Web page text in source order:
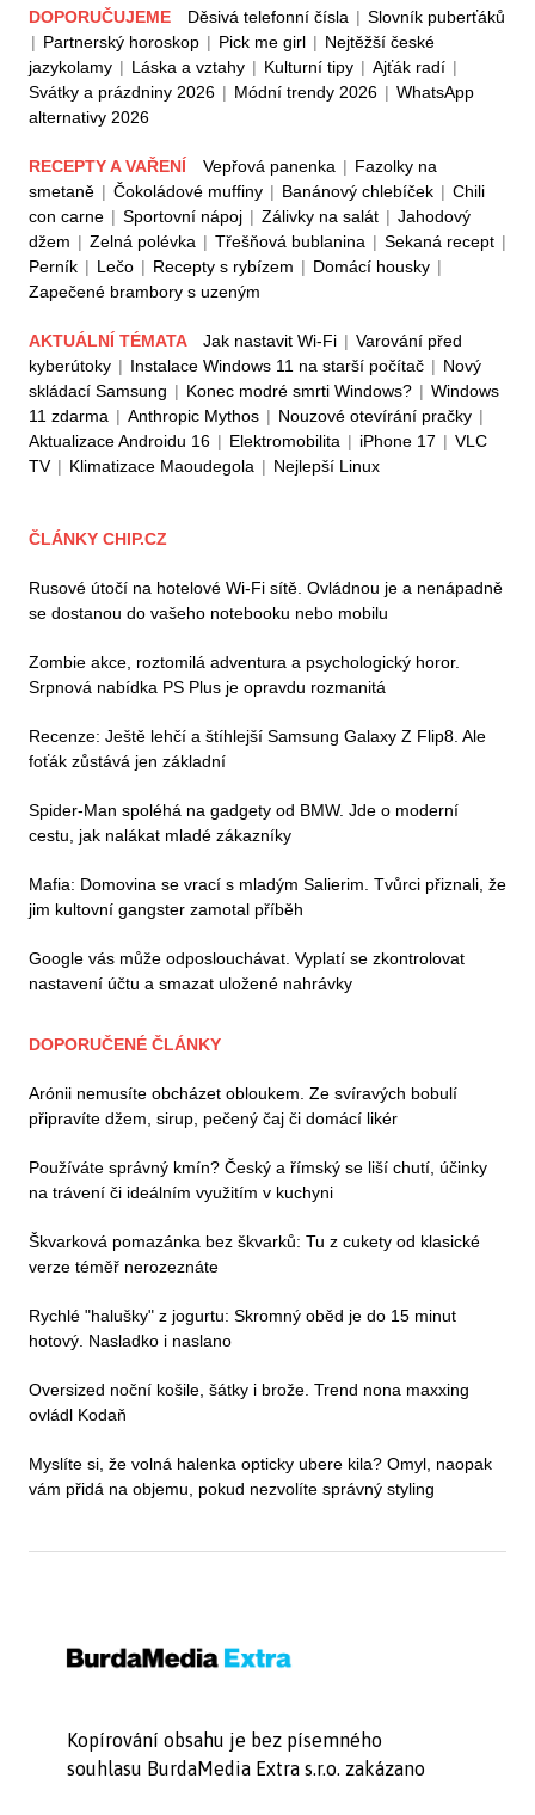
DOPORUČUJEME Děsivá telefonní čísla | Slovník puberťáků
| Partnerský horoskop | Pick me girl | Nejtěžší české
jazykolamy | Láska a vztahy | Kulturní tipy | Ajťák radí |
Svátky a prázdniny 2026 | Módní trendy 2026 | WhatsApp
alternativy 2026
RECEPTY A VAŘENÍ Vepřová panenka | Fazolky na
smetaně | Čokoládové muffiny | Banánový chlebíček | Chili
con carne | Sportovní nápoj | Zálivky na salát | Jahodový
džem | Zelná polévka | Třešňová bublanina | Sekaná recept |
Perník | Lečo | Recepty s rybízem | Domácí housky |
Zapečené brambory s uzeným
AKTUÁLNÍ TÉMATA Jak nastavit Wi-Fi | Varování před
kyberútoky | Instalace Windows 11 na starší počítač | Nový
skládací Samsung | Konec modré smrti Windows? | Windows
11 zdarma | Anthropic Mythos | Nouzové otevírání pračky |
Aktualizace Androidu 16 | Elektromobilita | iPhone 17 | VLC
TV | Klimatizace Maoudegola | Nejlepší Linux
ČLÁNKY CHIP.CZ
Rusové útočí na hotelové Wi-Fi sítě. Ovládnou je a nenápadně
se dostanou do vašeho notebooku nebo mobilu
Zombie akce, roztomilá adventura a psychologický horor.
Srpnová nabídka PS Plus je opravdu rozmanitá
Recenze: Ještě lehčí a štíhlejší Samsung Galaxy Z Flip8. Ale
foťák zůstává jen základní
Spider-Man spoléhá na gadgety od BMW. Jde o moderní
cestu, jak nalákat mladé zákazníky
Mafia: Domovina se vrací s mladým Salierim. Tvůrci přiznali, že
jim kultovní gangster zamotal příběh
Google vás může odposlouchávat. Vyplatí se zkontrolovat
nastavení účtu a smazat uložené nahrávky
DOPORUČENÉ ČLÁNKY
Arónii nemusíte obcházet obloukem. Ze svíravých bobulí
připravíte džem, sirup, pečený čaj či domácí likér
Používáte správný kmín? Český a římský se liší chutí, účinky
na trávení či ideálním využitím v kuchyni
Škvarková pomazánka bez škvarků: Tu z cukety od klasické
verze téměř nerozeznáte
Rychlé "halušky" z jogurtu: Skromný oběd je do 15 minut
hotový. Nasladko i naslano
Oversized noční košile, šátky i brože. Trend nona maxxing
ovládl Kodaň
Myslíte si, že volná halenka opticky ubere kila? Omyl, naopak
vám přidá na objemu, pokud nezvolíte správný styling
Kopírování obsahu je bez písemného
souhlasu BurdaMedia Extra s.r.o. zakázano